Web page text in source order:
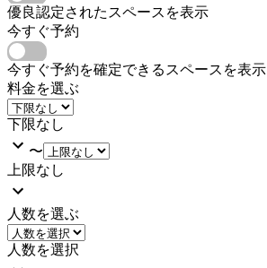
優良認定されたスペースを表示
今すぐ予約
今すぐ予約を確定できるスペースを表示
料金を選ぶ
下限なし
〜
上限なし
人数を選ぶ
人数を選択